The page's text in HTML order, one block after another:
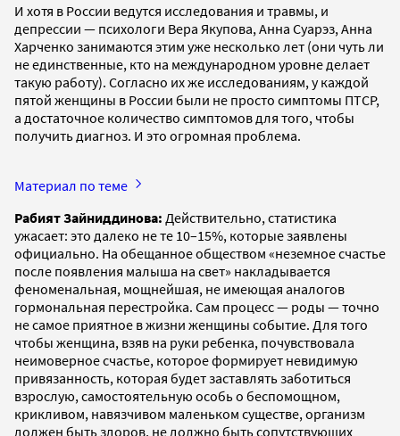
И хотя в России ведутся исследования и травмы, и
депрессии — психологи Вера Якупова, Анна Суарэз, Анна
Харченко занимаются этим уже несколько лет (они чуть ли
не единственные, кто на международном уровне делает
такую работу). Согласно их же исследованиям, у каждой
пятой женщины в России были не просто симптомы ПТСР,
а достаточное количество симптомов для того, чтобы
получить диагноз. И это огромная проблема.
Материал по теме
Рабият Зайниддинова: Действительно, статистика
ужасает: это далеко не те 10–15%, которые заявлены
официально. На обещанное обществом «неземное счастье
после появления малыша на свет» накладывается
феноменальная, мощнейшая, не имеющая аналогов
гормональная перестройка. Сам процесс — роды — точно
не самое приятное в жизни женщины событие. Для того
чтобы женщина, взяв на руки ребенка, почувствовала
неимоверное счастье, которое формирует невидимую
привязанность, которая будет заставлять заботиться
взрослую, самостоятельную особь о беспомощном,
крикливом, навязчивом маленьком существе, организм
должен быть здоров, не должно быть сопутствующих